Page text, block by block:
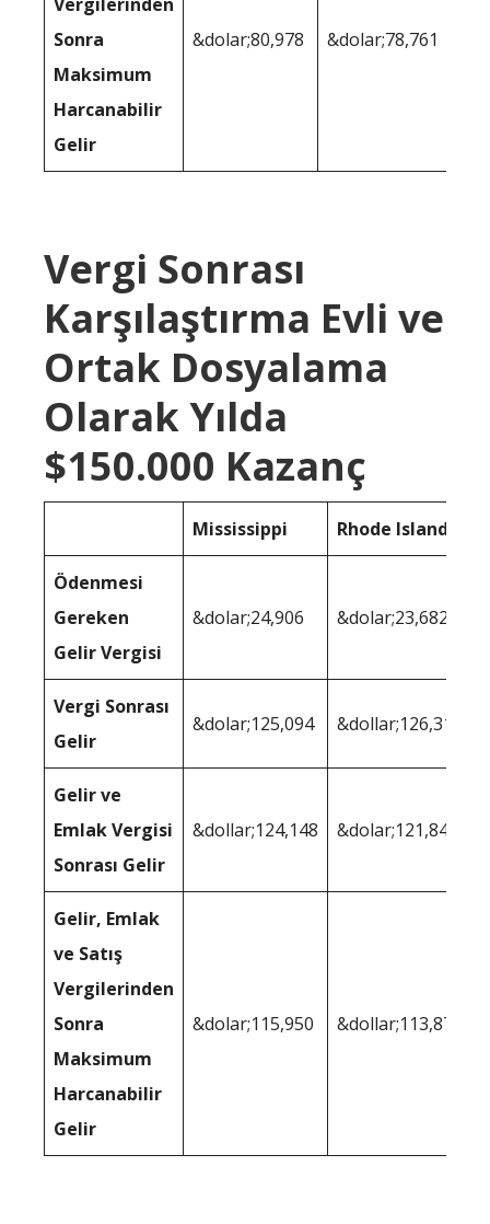
Sonra
Maksimum
Harcanabilir
Gelir
&dolar;80,978 &dolar;78,761
Vergi Sonrası
Karşılaştırma Evli ve
Ortak Dosyalama
Olarak Yılda
$150.000 Kazanç
Mississippi Rhode Island
Ödenmesi
Gereken
Gelir Vergisi
&dolar;24,906 &dolar;23,682
Vergi Sonrası
Gelir
&dolar;125,094 &dollar;126,318
Gelir ve
Emlak Vergisi
Sonrası Gelir
&dollar;124,148 &dolar;121,844
Gelir, Emlak
ve Satış
Vergilerinden
Sonra
Maksimum
Harcanabilir
Gelir
&dolar;115,950 &dollar;113,873